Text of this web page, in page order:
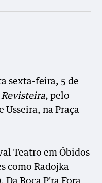
sexta-feira, 5 de
Revisteira, pelo
Usseira, na Praça
Teatro em Óbidos
como Radojka